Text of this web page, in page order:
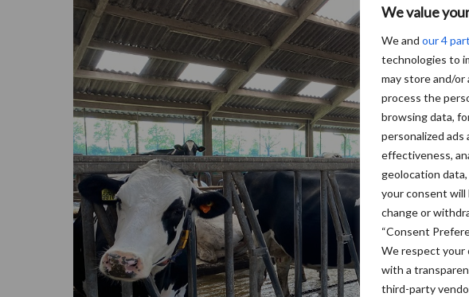
We value
We and our 4
technologies to
may store and/or
process the
browsing data,
personalized ads
effectiveness,
geolocation
your consent will
change or
“Consent
We respect your
with a
third-party